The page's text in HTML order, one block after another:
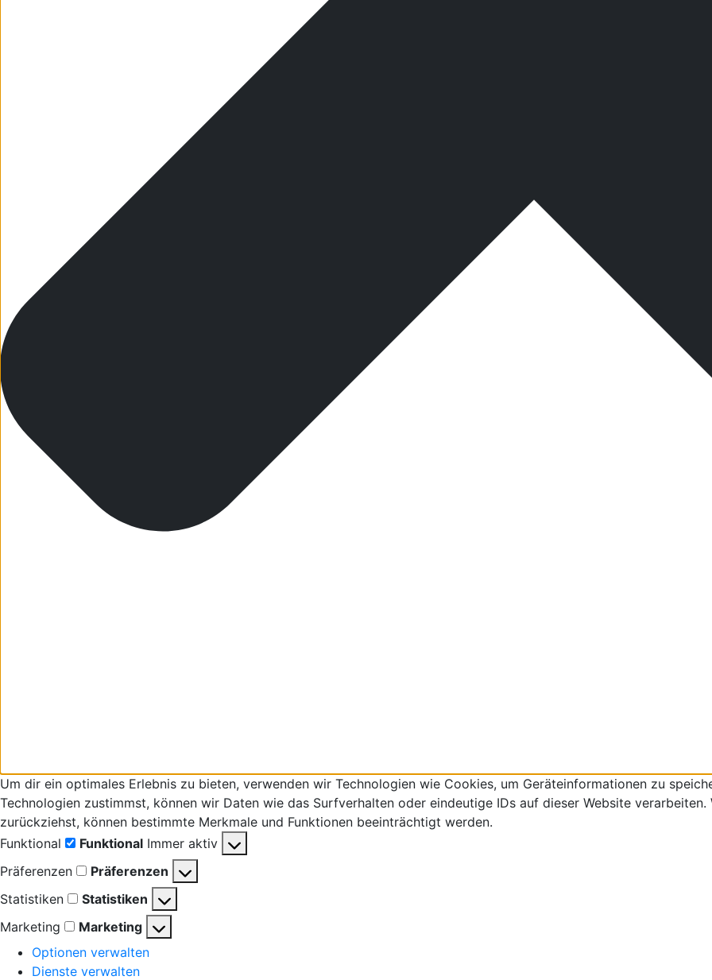
Um dir ein optimales Erlebnis zu bieten, verwenden wir Technologien wie Cookies, um Geräteinformationen zu
Technologien zustimmst, können wir Daten wie das Surfverhalten oder eindeutige IDs auf dieser Website
zurückziehst, können bestimmte Merkmale und Funktionen beeinträchtigt werden.
Funktional
Funktional Immer aktiv
Präferenzen
Präferenzen
Statistiken
Statistiken
Marketing
Marketing
Optionen verwalten
Dienste verwalten